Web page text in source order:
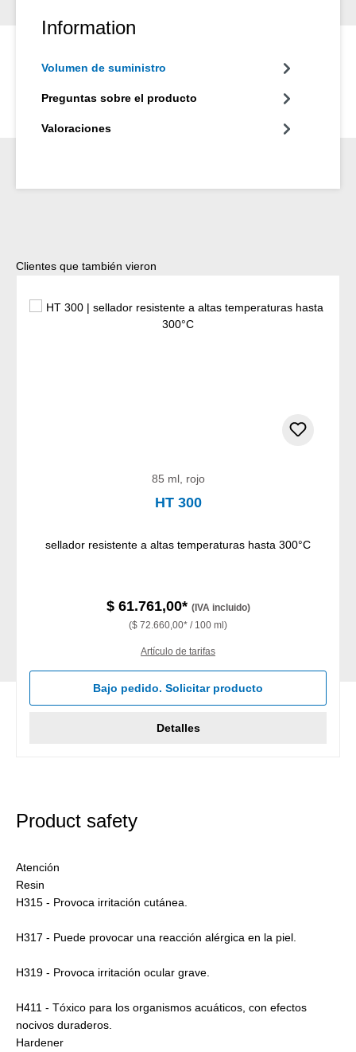
Information
Volumen de suministro
Preguntas sobre el producto
Valoraciones
Omitir la galería de productos
Clientes que también vieron
85 ml, rojo
HT 300
sellador resistente a altas temperaturas hasta 300°C
$ 61.761,00* (IVA incluido)
($ 72.660,00* / 100 ml)
Artículo de tarifas
Bajo pedido. Solicitar producto
Detalles
Product safety
Atención
Resin
H315 - Provoca irritación cutánea.
H317 - Puede provocar una reacción alérgica en la piel.
H319 - Provoca irritación ocular grave.
H411 - Tóxico para los organismos acuáticos, con efectos
nocivos duraderos.
Hardener